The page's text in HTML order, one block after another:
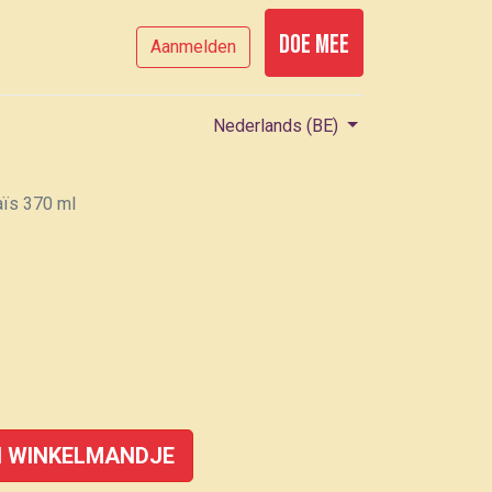
Aanmelden Doe mee
Nederlands (BE)
370 ml
WINKELMANDJE